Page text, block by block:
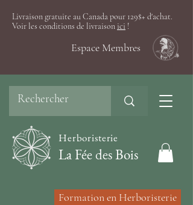
Livraison gratuite au Canada pour 129$+ d'achat.
Voir les conditions de livraison ici !
Espace Membres
Herboristerie
La Fée des Bois
Formation en Herboristerie